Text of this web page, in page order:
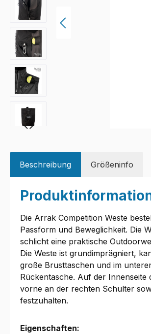
Beschreibung Größeninfo
Die Arrak Competition Weste
Passform und Beweglichkeit. Die
schlicht eine praktische
Die Weste ist grundimprägniert,
große Brusttaschen und im
Rückentasche. Auf der Innenseite
vorne an der rechten Schulter
festzuhalten.
Eigenschaften: